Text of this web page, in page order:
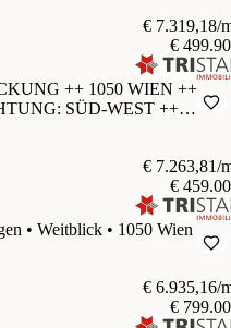
€ 7.319,18/
€
++ 1050 WIEN ++
SÜD-WEST ++
AUFZUG ++
€ 7.263,81/
€
• Weitblick • 1050 Wien
€ 6.935,16/
€